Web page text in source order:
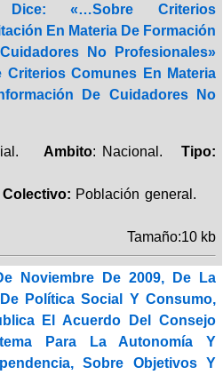
Dice: «…Sobre Criterios
En Materia De Formación
No Profesionales»
Criterios Comunes En Materia
De Cuidadores No
Ambito: Nacional. Tipo:
Población general.
Tamaño:10 kb
Noviembre De 2009, De La
Política Social Y Consumo,
El Acuerdo Del Consejo
Para La Autonomía Y
Sobre Objetivos Y